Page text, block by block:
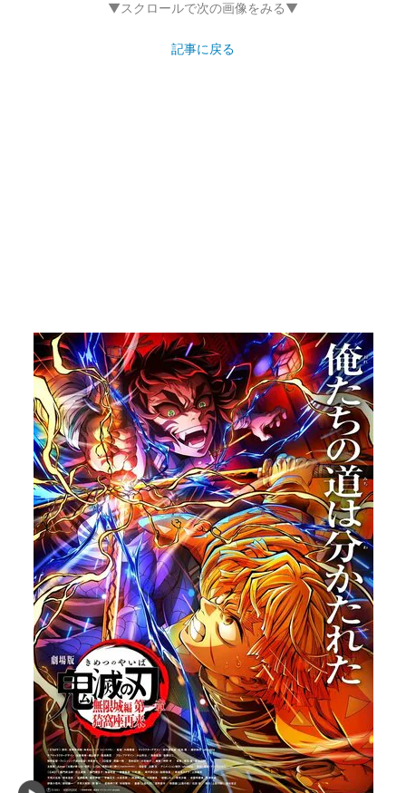
▼スクロールで次の画像をみる▼
記事に戻る